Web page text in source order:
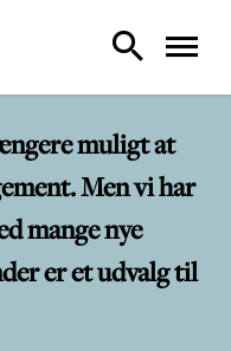
muligt at
Men vi har
mange nye
er et udvalg til